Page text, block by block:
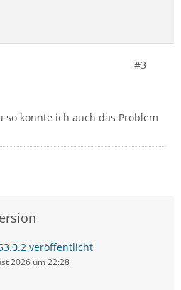
ich leider nicht vorbei.
am laufen…
#3
so konnte ich auch das Problem
veröffentlicht
2026 um 22:28